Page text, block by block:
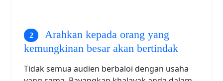
Arahkan kepada orang yang
kemungkinan besar akan bertindak
Tidak semua audien berbaloi dengan usaha